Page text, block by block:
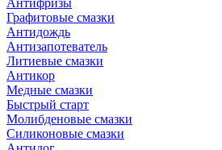
Антифризы
Графитовые смазки
Антидождь
Антизапотеватель
Литиевые смазки
Антикор
Медные смазки
Быстрый старт
Молибденовые смазки
Силиконовые смазки